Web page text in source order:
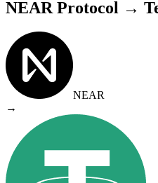
NEAR Protocol →
NEAR
→